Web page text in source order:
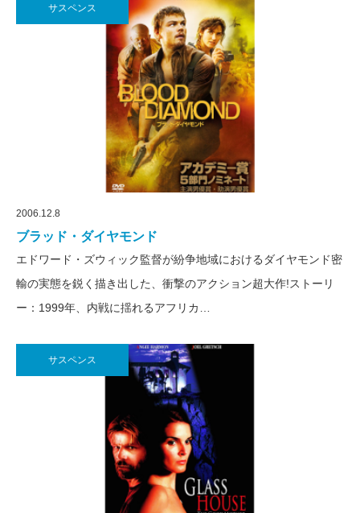
サスペンス
2006.12.8
ブラッド・ダイヤモンド
エドワード・ズウィック監督が紛争地域におけるダイヤモンド密
輸の実態を鋭く描き出した、衝撃のアクション超大作!ストーリ
ー：1999年、内戦に揺れるアフリカ…
サスペンス